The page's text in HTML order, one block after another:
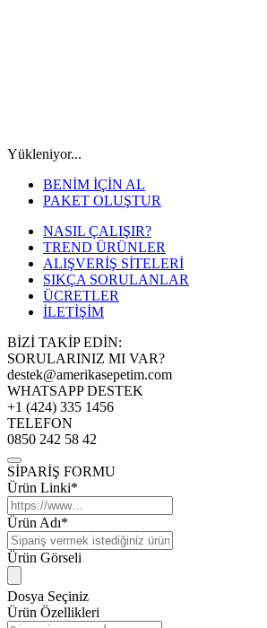
Yükleniyor...
BENİM İÇİN AL
PAKET OLUŞTUR
NASIL ÇALIŞIR?
TREND ÜRÜNLER
ALIŞVERİŞ SİTELERİ
SIKÇA SORULANLAR
ÜCRETLER
İLETİŞİM
BİZİ TAKİP EDİN:
SORULARINIZ MI VAR?
destek@amerikasepetim.com
WHATSAPP DESTEK
+1 (424) 335 1456
TELEFON
0850 242 58 42
SİPARİŞ FORMU
Ürün Linki*
Ürün Adı*
Ürün Görseli
Dosya Seçiniz
Ürün Özellikleri